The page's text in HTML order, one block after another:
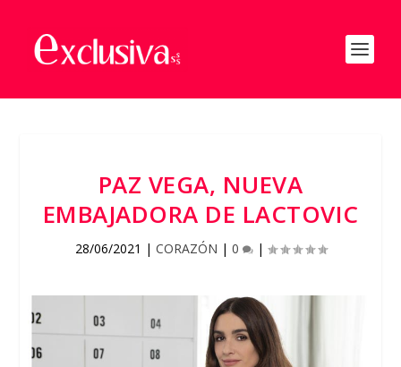
PAZ VEGA, NUEVA
EMBAJADORA DE LACTOVIC
28/06/2021 | CORAZÓN | 0 |